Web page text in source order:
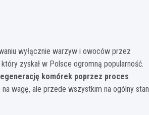
wyłącznie warzyw i owoców przez
zyskał w Polsce ogromną popularność.
komórek poprzez proces
wagę, ale przede wszystkim na ogólny stan